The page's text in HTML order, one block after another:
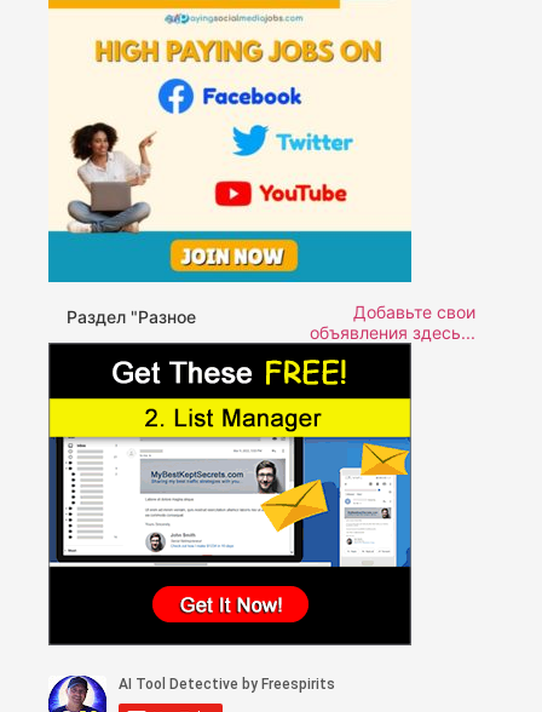
Раздел "Разное
Добавьте свои
объявления здесь...